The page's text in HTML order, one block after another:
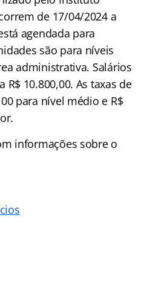
de 17/04/2024 a
agendada para
são para níveis
administrativa. Salários
R$ 10.800,00. As taxas de
para nível médio e R$
informações sobre o